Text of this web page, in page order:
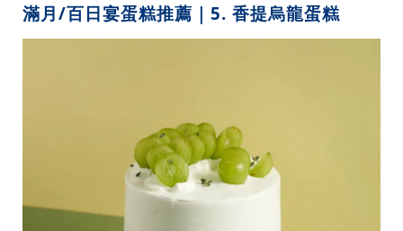
滿月/百日宴蛋糕推薦｜5. 香提烏龍蛋糕